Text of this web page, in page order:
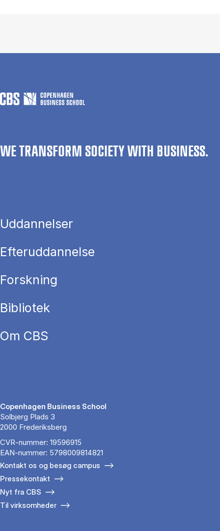
WE TRANSFORM SOCIETY WITH BUSINESS.
Uddannelser
Efteruddannelse
Forskning
Bibliotek
Om CBS
Copenhagen Business School
Solbjerg Plads 3
2000 Frederiksberg
CVR-nummer: 19596915
EAN-nummer: 5798009814821
Kontakt os og besøg campus
Pressekontakt
Nyt fra CBS
Til virksomheder